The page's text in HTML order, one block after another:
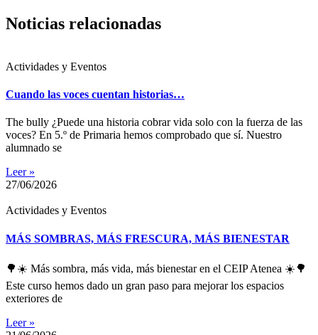
Noticias relacionadas
Actividades y Eventos
Cuando las voces cuentan historias…
The bully ¿Puede una historia cobrar vida solo con la fuerza de las
voces? En 5.º de Primaria hemos comprobado que sí. Nuestro
alumnado se
Leer »
27/06/2026
Actividades y Eventos
MÁS SOMBRAS, MÁS FRESCURA, MÁS BIENESTAR
🌳☀️ Más sombra, más vida, más bienestar en el CEIP Atenea ☀️🌳
Este curso hemos dado un gran paso para mejorar los espacios
exteriores de
Leer »